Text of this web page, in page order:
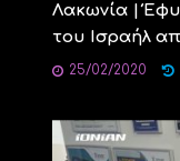
Λακωνία |
του Ισραήλ
25/02/2020